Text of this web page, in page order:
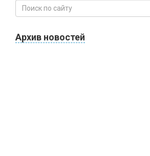
Архив новостей